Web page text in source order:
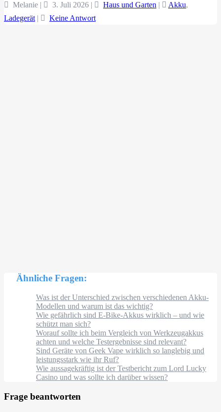
Melanie | 3. Juli 2026 | Haus und Garten | Akku,
Ladegerät| Keine Antwort
Ähnliche Fragen:
Was ist der Unterschied zwischen verschiedenen Akku-
Modellen und warum ist das wichtig?
Wie gefährlich sind E-Bike-Akkus wirklich – und wie
schützt man sich?
Worauf sollte ich beim Vergleich von Werkzeugakkus
achten und welche Testergebnisse sind relevant?
Sind Geräte von Geek Vape wirklich so langlebig und
leistungsstark wie ihr Ruf?
Wie aussagekräftig ist der Testbericht zum Lord Lucky
Casino und was sollte ich darüber wissen?
Frage beantworten